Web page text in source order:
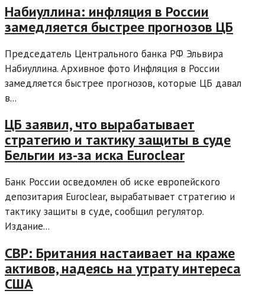
Набиуллина: инфляция в России
замедляется быстрее прогнозов ЦБ
Председатель Центрального банка РФ Эльвира
Набиуллина. Архивное фото Инфляция в России
замедляется быстрее прогнозов, которые ЦБ давал
в...
ЦБ заявил, что вырабатывает
стратегию и тактику защиты в суде
Бельгии из-за иска Euroclear
Банк России осведомлен об иске европейского
депозитария Euroclear, вырабатывает стратегию и
тактику защиты в суде, сообщил регулятор.
Издание...
СВР: Британия настаивает на краже
активов, надеясь на утрату интереса
США